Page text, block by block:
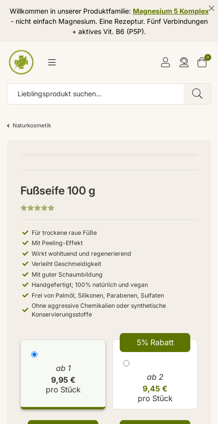
Willkommen in unserer Produktfamilie: Magnesium 5 Komplex
- nicht einfach Magnesium. Eine Rezeptur. Fünf Verbindungen
+ aktives Vit. B6 (P5P).
0
Naturkosmetik
Fußseife 100 g
Für trockene raue Füße
Mit Peeling-Effekt
Wirkt wohltuend und regenerierend
Verleiht Geschmeidigkeit
Mit guter Schaumbildung
Handgefertigt; 100% natürlich und vegan
Frei von Palmöl, Silikonen, Parabenen, Sulfaten
Ohne aggressive Chemikalien oder synthetische
Konservierungsstoffe
ab 1
9,95 €
pro Stück
5% Rabatt
ab 2
9,45 €
pro Stück